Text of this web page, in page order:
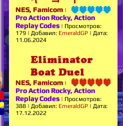
NES, Famicom |
Pro Action Rocky, Action
Replay Codes | Просмотров:
179 | Добавил: EmeraldGP | Дата:
11.06.2024
Eliminator
Boat Duel
NES, Famicom |
Pro Action Rocky, Action
Replay Codes | Просмотров:
388 | Добавил: EmeraldGP | Дата:
17.12.2022